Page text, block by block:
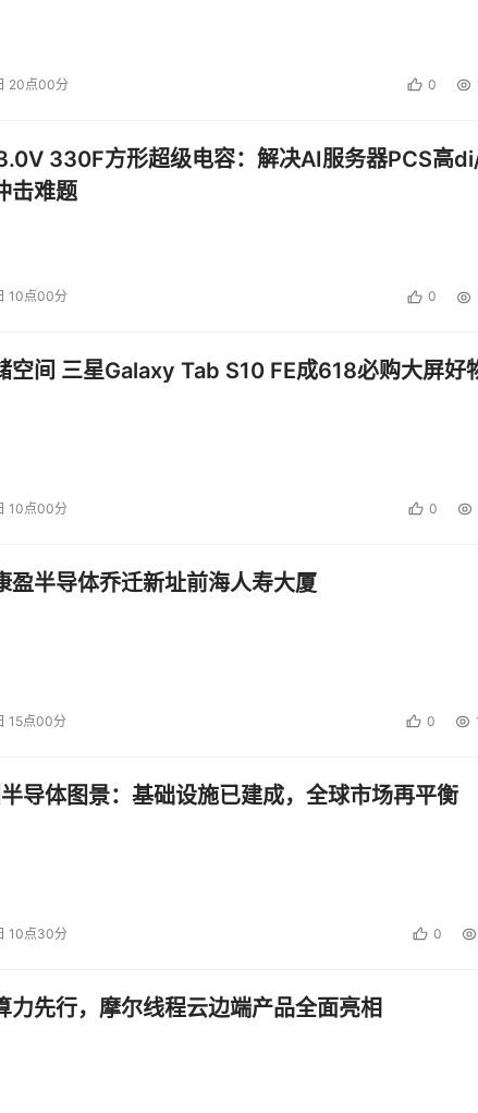
，表征了系统处理报文头的能力，在相同的端口流量下，64
发性能还要关注线速一致性，即大包小包都能线速，都不丢
时延非常敏感的紧耦合高性能计算。时延抖动则指时延的一
低时延和时延一致性。
年增长通常在30%。资源总是有限的，不可能给所有用户、
或可预测的带宽、丢包率、突发缓存能力、时延、时延抖动
度的交换架构就像没有红绿灯的十字路口，容易发生碰撞
道，有单一圆形红绿灯的十字路口，比没有红绿灯有大幅改善
道(左转、直行、右转)，红绿灯由三个对应的方向指示箭头
队列越多，就可以对流量进行更精细化的管理和调度，使到
。队列越多，调度器也越复杂，设计复杂度也高，有的设备
设备的关键指标之一，一般设备支持十几、几十到几百条队
度紧密相关的就是流分类和缓存。流分类是对不同用户和
业务)，足够大的缓存对新一代数据中心至关重要。
检测到，并对故障进行隔离，从而让系统功能性能不受损失
性(Redundancy)和容错性(Fault Tolerance)。采用与主控
如图2所示，该架构包含一到多个并行工作的无缓存
连接到所有输入端口对应的FA端口和所有输出端口对应
20点00分 0
330F方形超级电容：解决AI服务器PCS高
击难题
10点00分 0
空间 三星Galaxy Tab S10 FE成618必购大屏好
10点00分 0
盈半导体乔迁新址前海人寿大厦
15点00分 0
导体图景：基础设施已建成，全球市场再平衡
10点30分 0
力先行，摩尔线程云边端产品全面亮相